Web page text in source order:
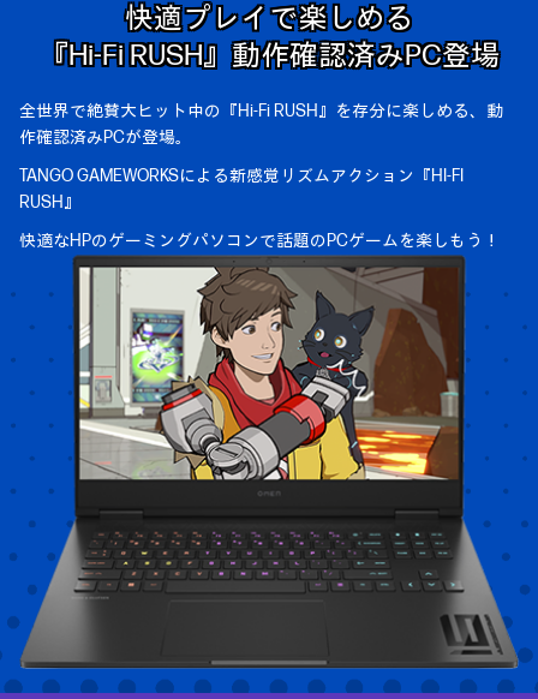
快適プレイで楽しめる
『Hi-Fi RUSH』動作確認済みPC登場
全世界で絶賛大ヒット中の『Hi-Fi RUSH』を存分に楽しめる、 動
作確認済みPCが登場。
TANGO GAMEWORKSによる新感覚リズムアクション『HI-FI
RUSH』
快適なHPのゲーミングパソコンで話題のPCゲームを楽しもう！